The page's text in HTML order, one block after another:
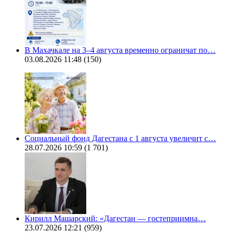
В Махачкале на 3–4 августа временно ограничат по…
03.08.2026 11:48 (150)
Социальный фонд Дагестана с 1 августа увеличит с…
28.07.2026 10:59 (1 701)
Кирилл Машарский: «Дагестан — гостеприимна…
23.07.2026 12:21 (959)